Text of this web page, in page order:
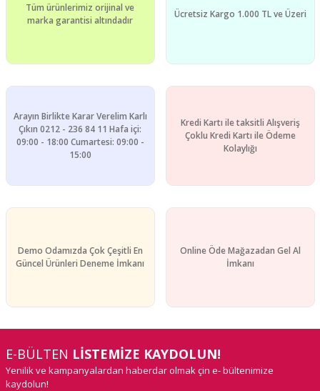
Tüm ürünlerimiz orijinal ve
marka garantisi altındadır
Ücretsiz Kargo 1.000 TL ve Üzeri
Arayın Birlikte Karar Verelim Karlı
Çıkın 0212 - 236 84 11 Hafa içi:
09:00 - 18:00 Cumartesi: 09:00 -
15:00
Kredi Kartı ile taksitli Alışveriş
Çoklu Kredi Kartı ile Ödeme
Kolaylığı
Demo Odamızda Çok Çeşitli En
Güncel Ürünleri Deneme İmkanı
Online Öde Mağazadan Gel Al
İmkanı
E-BÜLTEN LİSTEMİZE KAYDOLUN!
Yenilik ve kampanyalardan haberdar olmak çin e- bültenimize
kaydolun!